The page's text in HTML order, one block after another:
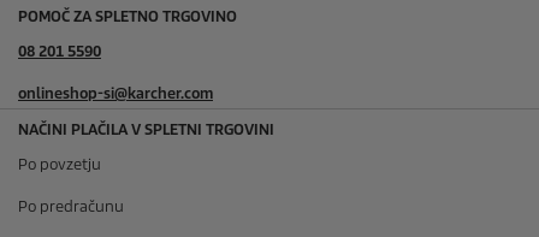
POMOČ ZA SPLETNO TRGOVINO
08 201 5590
onlineshop-si@karcher.com
NAČINI PLAČILA V SPLETNI TRGOVINI
Po povzetju
Po predračunu